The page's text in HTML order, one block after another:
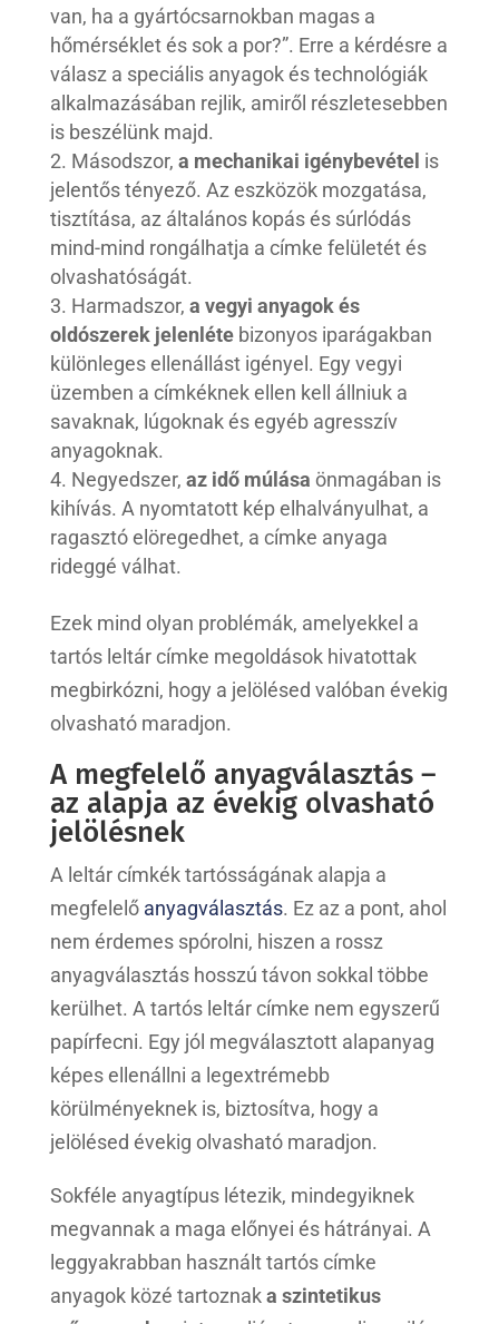
van, ha a gyártócsarnokban magas a
hőmérséklet és sok a por?”. Erre a kérdésre a
válasz a speciális anyagok és technológiák
alkalmazásában rejlik, amiről részletesebben
is beszélünk majd.
Másodszor, a mechanikai igénybevétel is
jelentős tényező. Az eszközök mozgatása,
tisztítása, az általános kopás és súrlódás
mind-mind rongálhatja a címke felületét és
olvashatóságát.
Harmadszor, a vegyi anyagok és
oldószerek jelenlétebizonyos iparágakban
különleges ellenállást igényel. Egy vegyi
üzemben a címkéknek ellen kell állniuk a
savaknak, lúgoknak és egyéb agresszív
anyagoknak.
Negyedszer, az idő múlása önmagában is
kihívás. A nyomtatott kép elhalványulhat, a
ragasztó elöregedhet, a címke anyaga
rideggé válhat.
Ezek mind olyan problémák, amelyekkel a
tartós leltár címke megoldások hivatottak
megbirkózni, hogy a jelölésed valóban évekig
olvasható maradjon.
A megfelelő anyagválasztás –
az alapja az évekig olvasható
jelölésnek
A leltár címkék tartósságának alapja a
megfelelő anyagválasztás. Ez az a pont, ahol
nem érdemes spórolni, hiszen a rossz
anyagválasztás hosszú távon sokkal többe
kerülhet. A tartós leltár címke nem egyszerű
papírfecni. Egy jól megválasztott alapanyag
képes ellenállni a legextrémebb
körülményeknek is, biztosítva, hogy a
jelölésed évekig olvasható maradjon.
Sokféle anyagtípus létezik, mindegyiknek
megvannak a maga előnyei és hátrányai. A
leggyakrabban használt tartós címke
anyagok közé tartoznaka szintetikus